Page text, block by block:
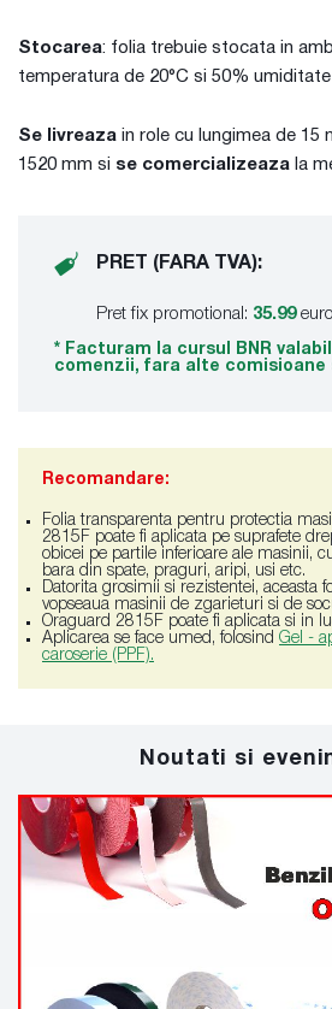
Stocarea: folia trebuie stocata in
temperatura de 20°C si 50%
Se livreaza in role cu lungimea de 15
1520 mm si se comercializeaza la
PRET (FARA TVA):
Pret fix promotional: 35.99
* Facturam la cursul BNR
comenzii, fara alte comisioane
Recomandare:
Folia transparenta pentru protectia
2815F poate fi aplicata pe suprafete
obicei pe partile inferioare ale masinii,
bara din spate, praguri, aripi, usi etc.
Datorita grosimii si rezistentei, aceasta
vopseaua masinii de zgarieturi si de
Oraguard 2815F poate fi aplicata si in
Aplicarea se face umed, folosind Gel -
caroserie (PPF).
Noutati si